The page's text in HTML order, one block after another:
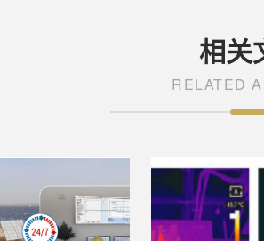
相关
RELATED